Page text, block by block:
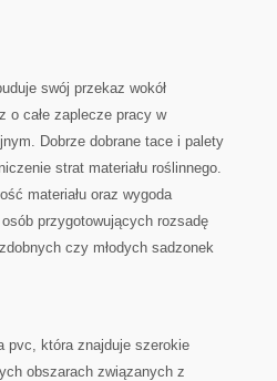
swój przekaz wokół
o całe zaplecze pracy w
Dobrze dobrane tace i palety
strat materiału roślinnego.
materiału oraz wygoda
przygotowujących rozsadę
czy młodych sadzonek
pvc, która znajduje szerokie
obszarach związanych z